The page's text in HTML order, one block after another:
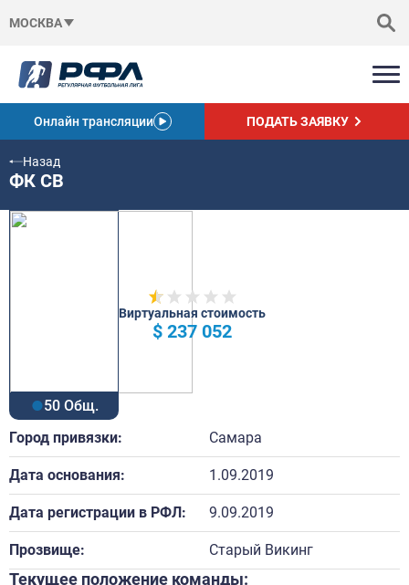
МОСКВА
Онлайн трансляции ПОДАТЬ ЗАЯВКУ
Назад
ФК CВ
50 Общ.
Виртуальная стоимость
$ 237 052
Город привязки: Самара
Дата основания: 1.09.2019
Дата регистрации в РФЛ: 9.09.2019
Прозвище: Старый Викинг
Текущее положение команды: